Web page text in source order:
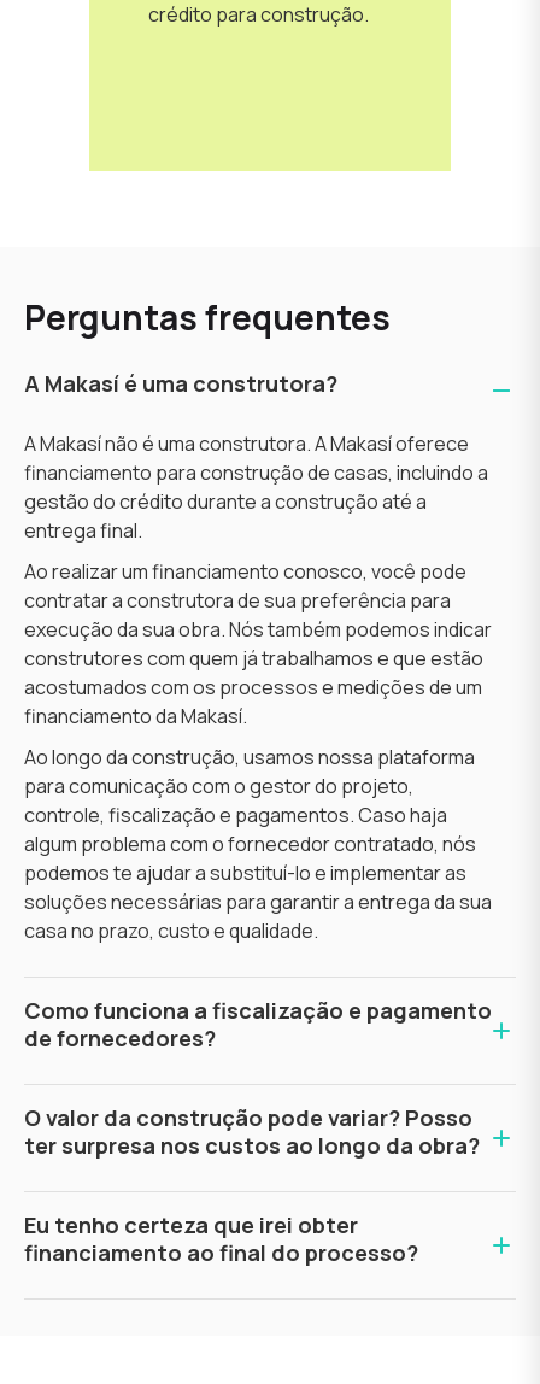
crédito para construção.
Perguntas frequentes
A Makasí é uma construtora?
A Makasí não é uma construtora. A Makasí oferece
financiamento para construção de casas, incluindo a
gestão do crédito durante a construção até a
entrega final.
Ao realizar um financiamento conosco, você pode
contratar a construtora de sua preferência para
execução da sua obra. Nós também podemos indicar
construtores com quem já trabalhamos e que estão
acostumados com os processos e medições de um
financiamento da Makasí.
Ao longo da construção, usamos nossa plataforma
para comunicação com o gestor do projeto,
controle, fiscalização e pagamentos. Caso haja
algum problema com o fornecedor contratado, nós
podemos te ajudar a substituí-lo e implementar as
soluções necessárias para garantir a entrega da sua
casa no prazo, custo e qualidade.
Como funciona a fiscalização e pagamento
de fornecedores?
O valor da construção pode variar? Posso
ter surpresa nos custos ao longo da obra?
Eu tenho certeza que irei obter
financiamento ao final do processo?